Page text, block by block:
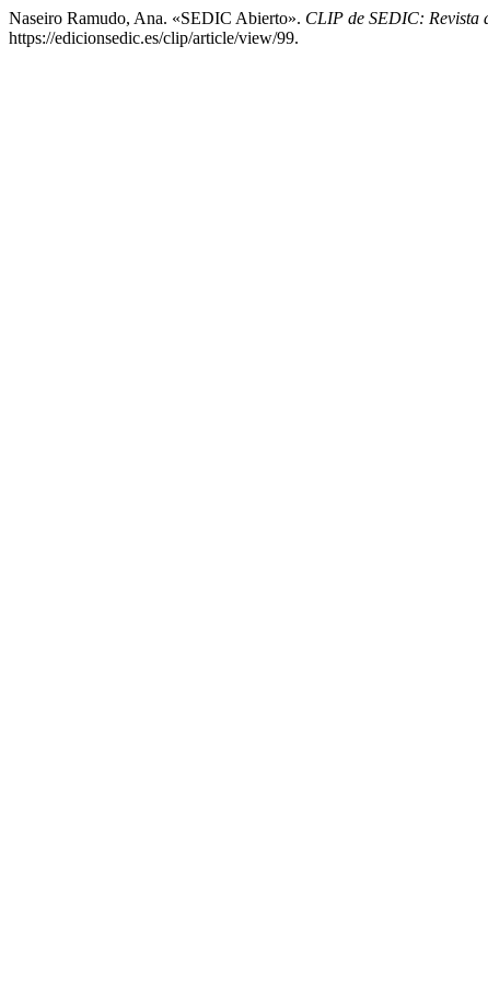
Naseiro Ramudo, Ana. «SEDIC Abierto». CLIP de SEDIC: Revista
https://edicionsedic.es/clip/article/view/99.